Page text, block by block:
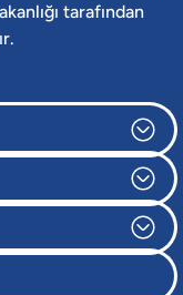
tarafından